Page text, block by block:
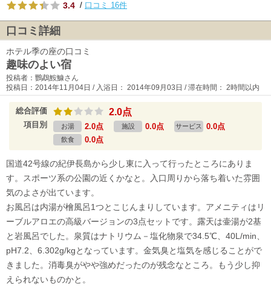
3.4 / 口コミ 16件
口コミ詳細
ホテル季の座の口コミ
趣味のよい宿
投稿者：鸚鵡鮟鱇さん
投稿日：2014年11月04日 / 入浴日： 2014年09月03日 / 滞在時間： 2時間以内
総合評価 2.0点
項目別 お湯 2.0点 施設 0.0点 サービス 0.0点
飲食 0.0点
国道42号線の紀伊長島から少し東に入って行ったところにありま
す。スポーツ系の公園の近くかなと。入口周りから落ち着いた雰囲
気のよさが出ています。
お風呂は内湯が檜風呂1つとこじんまりしています。アメニティはリ
ーブルアロエの高級バージョンの3点セットです。露天は壷湯が2基
と岩風呂でした。泉質はナトリウム－塩化物泉で34.5℃、40L/min、
pH7.2、6.302g/kgとなっています。金気臭と塩気を感じることがで
きました。消毒臭がやや強めだったのが残念なところ。もう少し抑
えられないものかと。